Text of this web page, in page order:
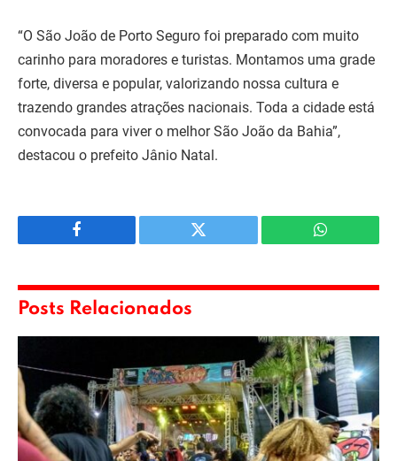
“O São João de Porto Seguro foi preparado com muito
carinho para moradores e turistas. Montamos uma grade
forte, diversa e popular, valorizando nossa cultura e
trazendo grandes atrações nacionais. Toda a cidade está
convocada para viver o melhor São João da Bahia”,
destacou o prefeito Jânio Natal.
Facebook Twitter WhatsApp
Posts Relacionados